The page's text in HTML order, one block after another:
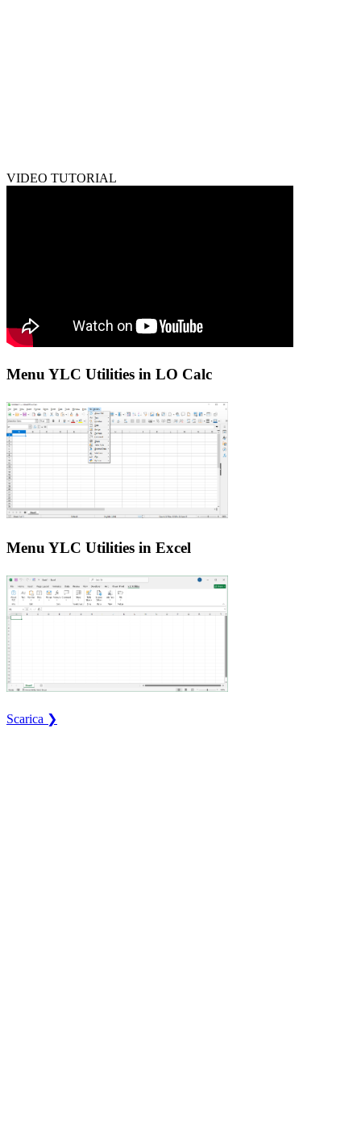
VIDEO TUTORIAL
Menu YLC Utilities in LO Calc
Menu YLC Utilities in Excel
Scarica ❯